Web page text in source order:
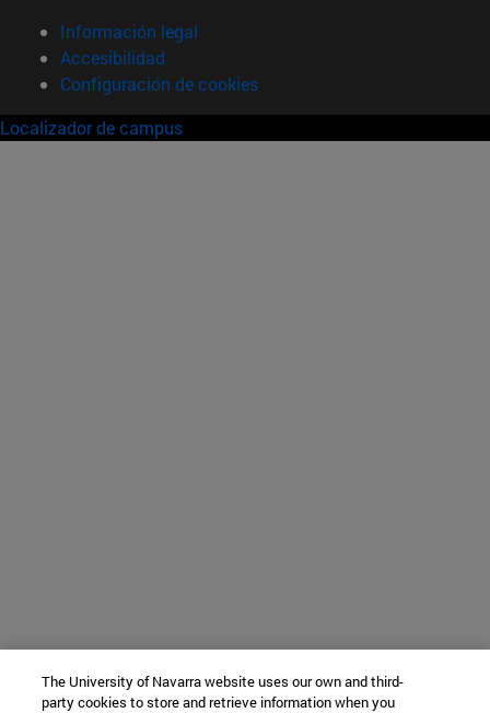
Información legal
Accesibilidad
Configuración de cookies
Localizador de campus
The University of Navarra website uses our own and third-
party cookies to store and retrieve information when you